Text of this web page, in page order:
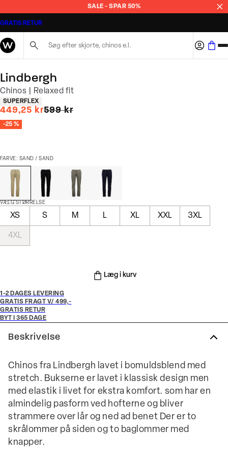
SALE - SPAR 50%
GRATIS RETUR
Lindbergh
Chinos | Relaxed fit
Produkt egenskaber
SUPERFLEX
449,25 krI alt (uden rabat)
599 kr
-25 %
FARVE: SAND / SAND
VÆLG STØRRELSE
XS S M L XL XXL 3XL
4XL
Læg i kurv
1-2 DAGES LEVERING
GRATIS FRAGT V/ 499,-
GRATIS RETUR
BYT I 365 DAGE
Beskrivelse
Chinos fra Lindbergh lavet i bomuldsblend med
stretch. Bukserne er lavet i klassisk design men
med elastik i livet for ekstra komfort. som har en
almindelig pasform ved hofterne og bliver
strammere over lår og ned ad benet Der er to
skrålommer på siden og to baglommer med
knapper.